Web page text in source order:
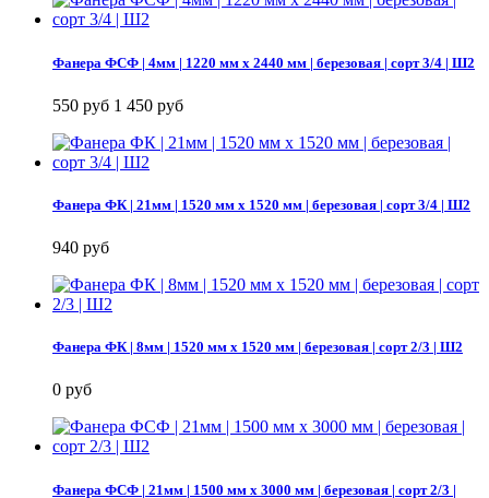
Фанера ФСФ | 4мм | 1220 мм х 2440 мм | березовая | сорт 3/4 | Ш2
550 руб 1 450 руб
Фанера ФК | 21мм | 1520 мм х 1520 мм | березовая | сорт 3/4 | Ш2
940 руб
Фанера ФК | 8мм | 1520 мм х 1520 мм | березовая | сорт 2/3 | Ш2
0 руб
Фанера ФСФ | 21мм | 1500 мм х 3000 мм | березовая | сорт 2/3 |